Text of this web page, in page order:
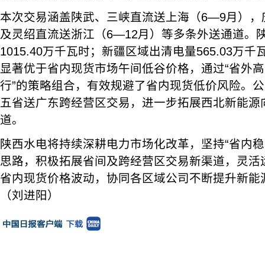
本次交易涵盖陕武、三峡直流送上海（6—9月）
及灵绍直流送浙江（6—12月）等多条外送通道。
1015.40万千瓦时；新疆区域出清电量565.03万千
显著优于省内现货市场午间低谷价格，通过“省外
行”的策略组合，有效规避了省内现货低价风险。
五省送广东跨经营区交易，进一步拓展西北新能
道。
陕西水电将持续深耕电力市场化改革，坚持“省内
思路，积极拓展省间及跨经营区交易新渠道，灵
省内现货价格波动，协同各区域公司不断提升新
（刘进阳）